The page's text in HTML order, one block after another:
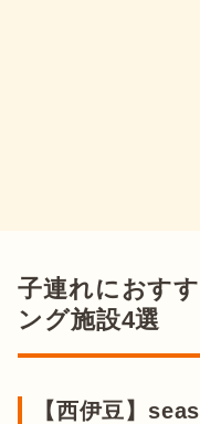
子連れにおす
ング施設4選
【西伊豆】